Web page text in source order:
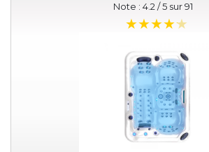
Note : 4.2 / 5 sur91